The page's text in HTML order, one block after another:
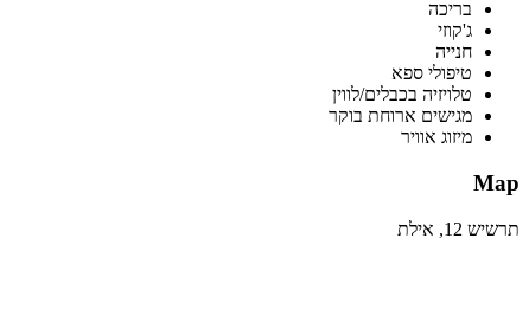
בריכה
ג'קוזי
חנייה
טיפולי ספא
טלויזיה בכבלים/לווין
מגישים ארוחת בוקר
מיזוג אוויר
Map
תרשיש 12, אילת